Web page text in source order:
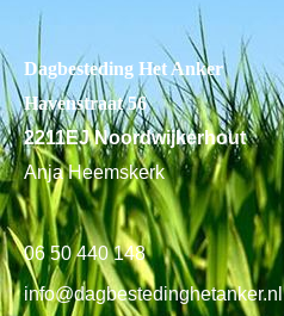
Dagbesteding Het Anker
Havenstraat 56
2211EJ Noordwijkerhout
Anja Heemskerk
06 50 440 148
info@dagbestedinghetanker.nl